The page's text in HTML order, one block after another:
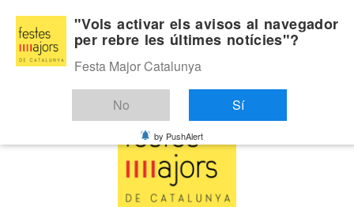
content
Diumenge, agost 9, 2026
Última:
"Vols activar els avisos al navegador
per rebre les últimes notícies"?
Festa Major Catalunya
No Sí
by PushAlert